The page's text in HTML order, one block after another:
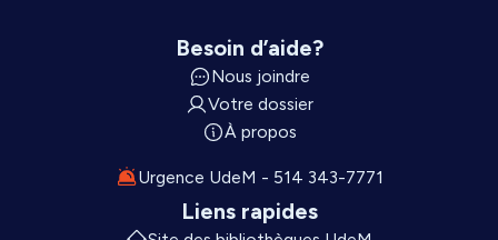
Besoin d’aide?
Nous joindre
Votre dossier
À propos
Urgence UdeM - 514 343-7771
Liens rapides